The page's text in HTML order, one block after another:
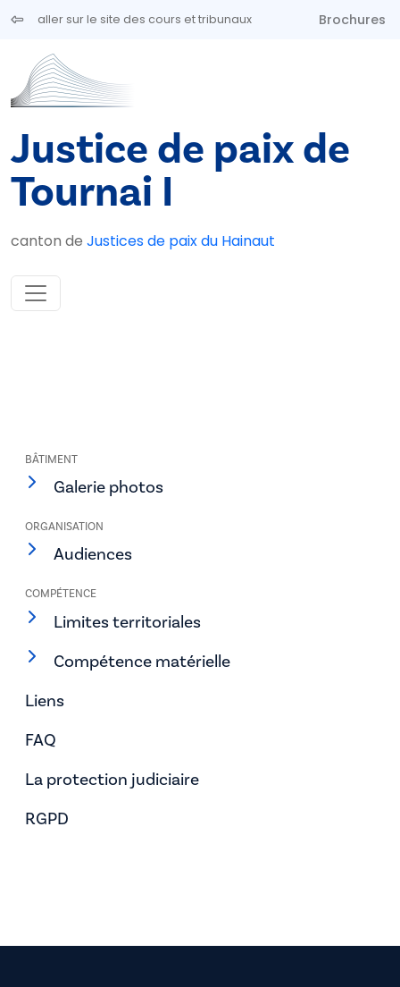
Aller au contenu principal
aller sur le site des cours et tribunaux Brochures
Justice de paix de
Tournai I
canton de Justices de paix du Hainaut
BÂTIMENT
Galerie photos
ORGANISATION
Audiences
COMPÉTENCE
Limites territoriales
Compétence matérielle
Liens
FAQ
La protection judiciaire
RGPD